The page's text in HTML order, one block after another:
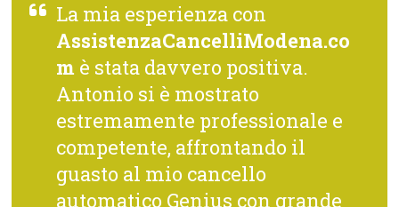
La mia esperienza con
AssistenzaCancelliModena.co
m è stata davvero positiva.
Antonio si è mostrato
estremamente professionale e
competente, affrontando il
guasto al mio cancello
automatico Genius con grande